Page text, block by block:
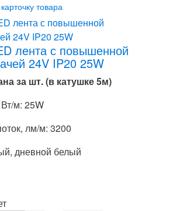
товара
лента с повышенной
24V IP20 25W
за шт. (в катушке 5м)
м: 25W
лм/м: 3200
дневной белый